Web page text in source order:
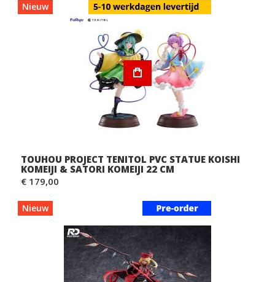
Nieuw
TOUHOU PROJECT TENITOL PVC STATUE KOISHI
KOMEIJI & SATORI KOMEIJI 22 CM
€ 179,00
Nieuw